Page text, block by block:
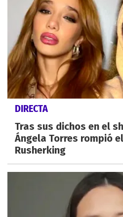
DIRECTA
Tras sus dichos en el
Ángela Torres rompió
Rusherking